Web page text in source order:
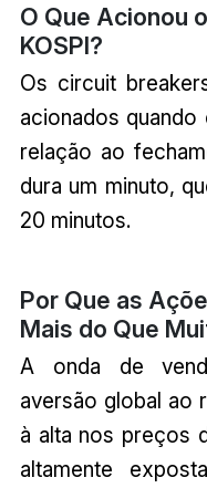
O Que Acionou
KOSPI?
Os circuit
acionados
relação ao
dura um minuto,
20 minutos.
Por Que as
Mais do Que
A onda de
aversão global ao
à alta nos preços
altamente